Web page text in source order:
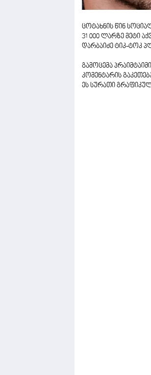
ცოტახნის წინ
31 000 ლარზე მეტი
დარბაიძე ტიკ-ტოკ
გამოცემა
კომენტარის
ეს სურათი